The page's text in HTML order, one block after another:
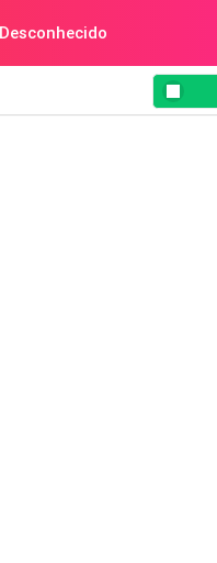
Desconhecido